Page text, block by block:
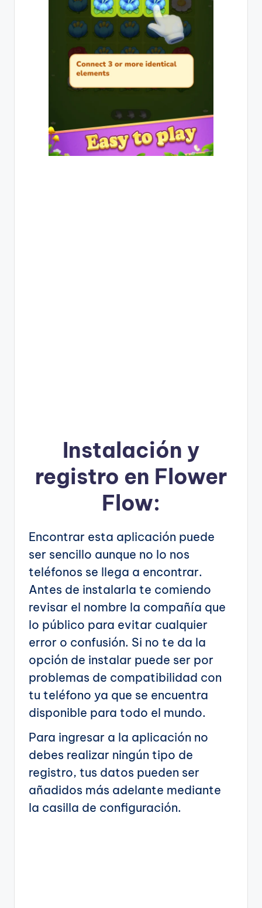
Instalación y
registro en Flower
Flow:
Encontrar esta aplicación puede
ser sencillo aunque no lo nos
teléfonos se llega a encontrar.
Antes de instalarla te comiendo
revisar el nombre la compañía que
lo público para evitar cualquier
error o confusión. Si no te da la
opción de instalar puede ser por
problemas de compatibilidad con
tu teléfono ya que se encuentra
disponible para todo el mundo.
Para ingresar a la aplicación no
debes realizar ningún tipo de
registro, tus datos pueden ser
añadidos más adelante mediante
la casilla de configuración.